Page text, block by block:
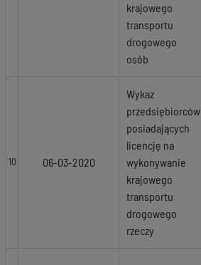
krajowego
transportu
drogowego
osób
10 06-03-2020
Wykaz
przedsiębiorców
posiadających
licencję na
wykonywanie
krajowego
transportu
drogowego
rzeczy